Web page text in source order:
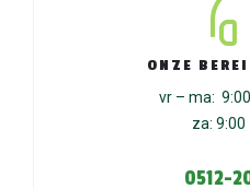
ONZE
vr – ma:
za: 9:00
0512-